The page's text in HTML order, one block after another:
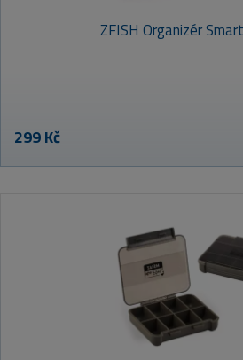
ZFISH Organizér
299 Kč